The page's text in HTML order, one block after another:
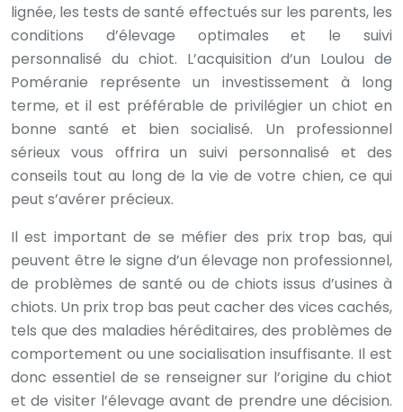
lignée, les tests de santé effectués sur les parents, les
conditions d’élevage optimales et le suivi
personnalisé du chiot. L’acquisition d’un Loulou de
Poméranie représente un investissement à long
terme, et il est préférable de privilégier un chiot en
bonne santé et bien socialisé. Un professionnel
sérieux vous offrira un suivi personnalisé et des
conseils tout au long de la vie de votre chien, ce qui
peut s’avérer précieux.
Il est important de se méfier des prix trop bas, qui
peuvent être le signe d’un élevage non professionnel,
de problèmes de santé ou de chiots issus d’usines à
chiots. Un prix trop bas peut cacher des vices cachés,
tels que des maladies héréditaires, des problèmes de
comportement ou une socialisation insuffisante. Il est
donc essentiel de se renseigner sur l’origine du chiot
et de visiter l’élevage avant de prendre une décision.